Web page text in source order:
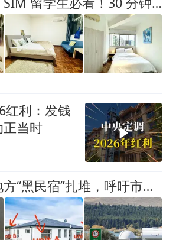
红利：发钱
当时
新西兰这个地方“黑民宿”扎堆，呼吁市民举报